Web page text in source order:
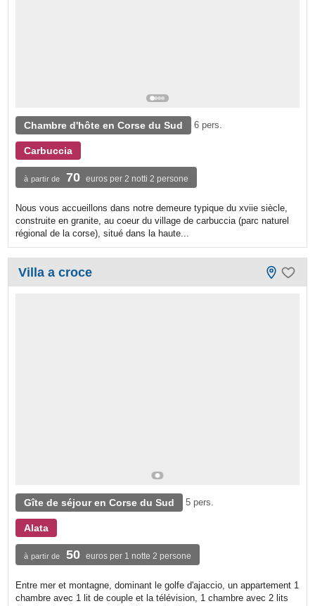
Chambre d'hôte en Corse du Sud 6 pers.
Carbuccia
à partir de 70 euros per 2 notti 2 persone
Nous vous accueillons dans notre demeure typique du xviie siècle,
construite en granite, au coeur du village de carbuccia (parc naturel
régional de la corse), situé dans la haute...
Villa a croce
Gîte de séjour en Corse du Sud 5 pers.
Alata
à partir de 50 euros per 1 notte 2 persone
Entre mer et montagne, dominant le golfe d'ajaccio, un appartement 1
chambre avec 1 lit de couple et la télévision, 1 chambre avec 2 lits